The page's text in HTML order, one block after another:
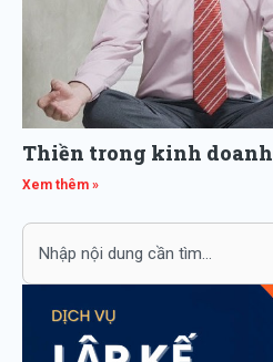
Thiền trong kinh doanh
Xem thêm »